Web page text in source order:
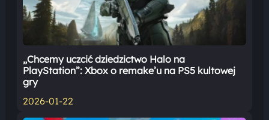
„Chcemy uczcić dziedzictwo Halo na
PlayStation”: Xbox o remake’u na PS5 kultowej
gry
2026-01-22